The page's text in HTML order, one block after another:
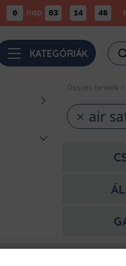
0 nap 03 : 14 : 46
KATEGÓRIÁK
Összes termék /
air